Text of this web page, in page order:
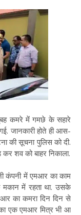
कमरे में गमछे के सहारे
जानकारी होते ही आस-
की सूचना पुलिस को दी.
कर शव को बाहर निकाला.
कंपनी में एमआर का काम
मकान में रहता था. उसके
का कमरा दिन दिन से
का एक एमआर मित्र भी आ